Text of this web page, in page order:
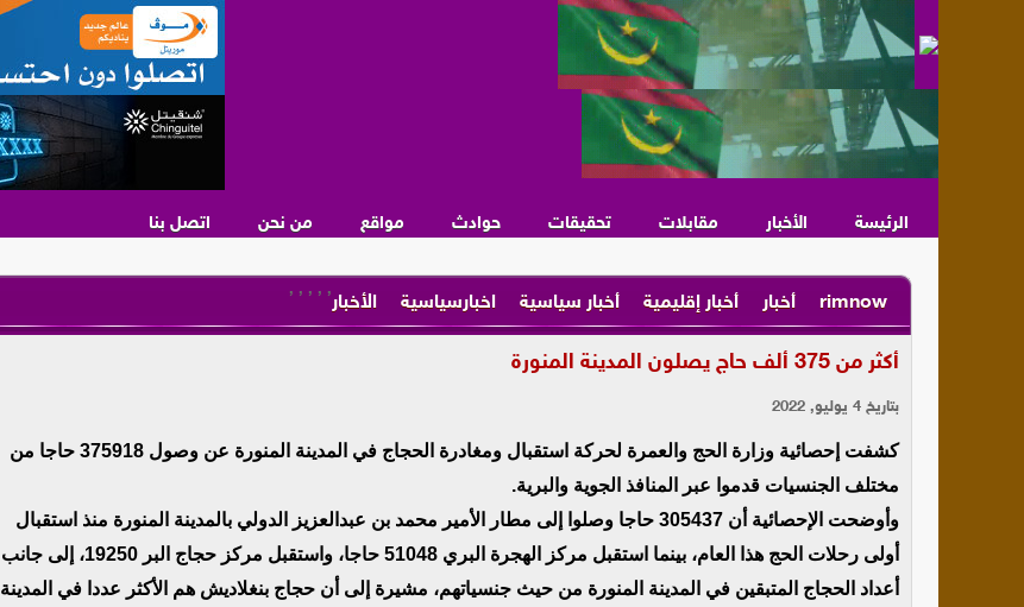
الرئيسة الأخبار مقابلات تحقيقات حوادث مواقع من نحن اتصل بنا
rimnow
,
أخبار
,
أخبار إقليمية
,
أخبار سياسية
,
اخبارسياسية
,
الأخبار
أكثر من 375 ألف حاج يصلون المدينة المنورة
بتاريخ 4 يوليو, 2022
كشفت إحصائية وزارة الحج والعمرة لحركة استقبال ومغادرة الحجاج في المدينة المنورة عن وصول 375918 حاجا من
مختلف الجنسيات قدموا عبر المنافذ الجوية والبرية.
وأوضحت الإحصائية أن 305437 حاجا وصلوا إلى مطار الأمير محمد بن عبدالعزيز الدولي بالمدينة المنورة منذ استقبال
أولى رحلات الحج هذا العام، بينما استقبل مركز الهجرة البري 51048 حاجا، واستقبل مركز حجاج البر 19250، إلى جانب
أعداد الحجاج المتبقين في المدينة المنورة من حيث جنسياتهم، مشيرة إلى أن حجاج بنغلاديش هم الأكثر عددا في المدينة